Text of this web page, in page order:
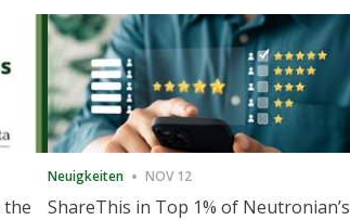
the
Neuigkeiten NOV 12
ShareThis in Top 1% of Neutronian’s